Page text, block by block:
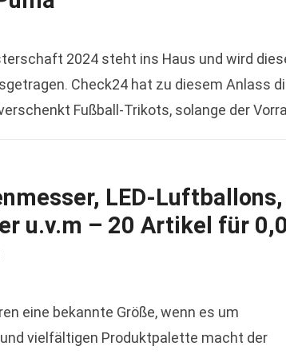
2024 steht ins Haus und wird
Check24 hat zu diesem Anlass
Fußball-Trikots, solange der
LED-Luftballons,
u.v.m – 20 Artikel für
eine bekannte Größe, wenn es um
vielfältigen Produktpalette macht der